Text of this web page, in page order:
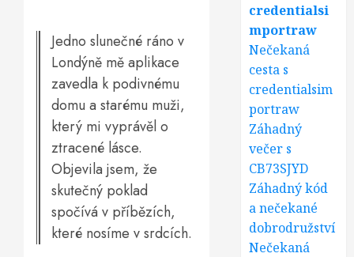
Jedno slunečné ráno v
Londýně mě aplikace
zavedla k podivnému
domu a starému muži,
který mi vyprávěl o
ztracené lásce.
Objevila jsem, že
skutečný poklad
spočívá v příbězích,
které nosíme v srdcích.
credentialsi
mportraw
Nečekaná
cesta s
credentialsim
portraw
Záhadný
večer s
CB73SJYD
Záhadný kód
a nečekané
dobrodružství
Nečekaná